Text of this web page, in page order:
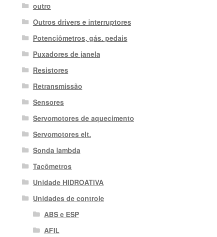
outro
Outros drivers e interruptores
Potenciômetros, gás. pedais
Puxadores de janela
Resistores
Retransmissão
Sensores
Servomotores de aquecimento
Servomotores elt.
Sonda lambda
Tacômetros
Unidade HIDROATIVA
Unidades de controle
ABS e ESP
AFIL